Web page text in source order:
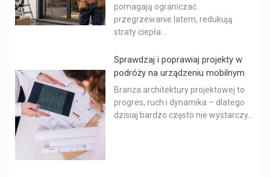
pomagają ograniczać
przegrzewanie latem, redukują
straty ciepła...
Sprawdzaj i poprawiaj projekty w
podróży na urządzeniu mobilnym
Branża architektury projektowej to
progres, ruch i dynamika – dlatego
dzisiaj bardzo często nie wystarczy...